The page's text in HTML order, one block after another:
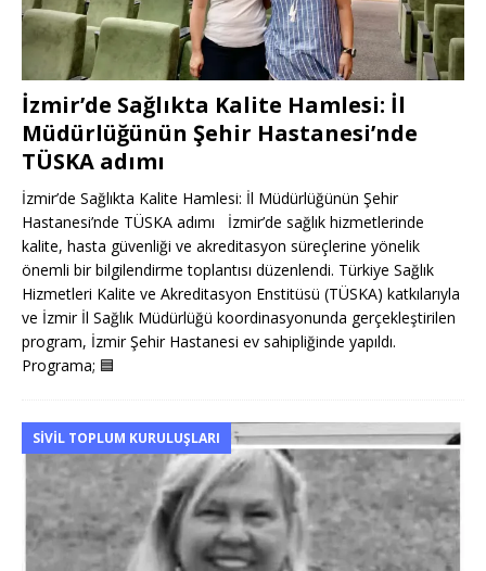
İzmir’de Sağlıkta Kalite Hamlesi: İl
Müdürlüğünün Şehir Hastanesi’nde
TÜSKA adımı
İzmir’de Sağlıkta Kalite Hamlesi: İl Müdürlüğünün Şehir
Hastanesi’nde TÜSKA adımı İzmir’de sağlık hizmetlerinde
kalite, hasta güvenliği ve akreditasyon süreçlerine yönelik
önemli bir bilgilendirme toplantısı düzenlendi. Türkiye Sağlık
Hizmetleri Kalite ve Akreditasyon Enstitüsü (TÜSKA) katkılarıyla
ve İzmir İl Sağlık Müdürlüğü koordinasyonunda gerçekleştirilen
program, İzmir Şehir Hastanesi ev sahipliğinde yapıldı.
Programa; 🟦
SIVIL TOPLUM KURULUŞLARI